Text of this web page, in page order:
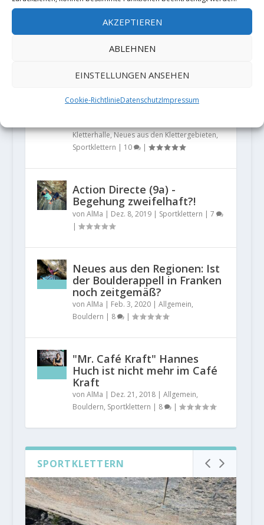
AKZEPTIEREN
ABLEHNEN
EINSTELLUNGEN ANSEHEN
Cookie-RichtlinieDatenschutzImpressum
wegen ihrer Kühnheit aus der
Fassung bringen. Mit nunmehr
Quo vadis "Freiklettern"?
Kletterhalle,Neues aus den Klettergebieten,
Sportklettern | 10 |
Action Directe (9a) -
Begehung zweifelhaft?!
von AlMa | Dez. 8, 2019| Sportklettern | 7
|
Neues aus den Regionen: Ist
der Boulderappell in Franken
noch zeitgemäß?
von AlMa | Feb. 3, 2020| Allgemein,
Bouldern | 8 |
"Mr. Café Kraft" Hannes
Huch ist nicht mehr im Café
Kraft
von AlMa | Dez. 21, 2018| Allgemein,
Bouldern, Sportklettern | 8 |
SPORTKLETTERN